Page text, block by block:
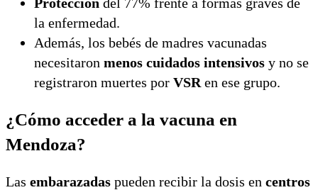
la enfermedad.
Además, los bebés de madres vacunadas
necesitaron menos cuidados intensivos y no se
registraron muertes por VSR en ese grupo.
¿Cómo acceder a la vacuna en
Mendoza?
Las embarazadas pueden recibir la dosis en centros